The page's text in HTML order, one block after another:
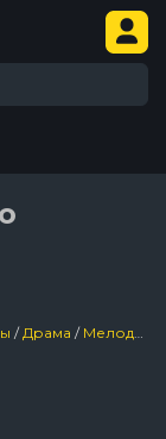
/Драма / Мелодрама